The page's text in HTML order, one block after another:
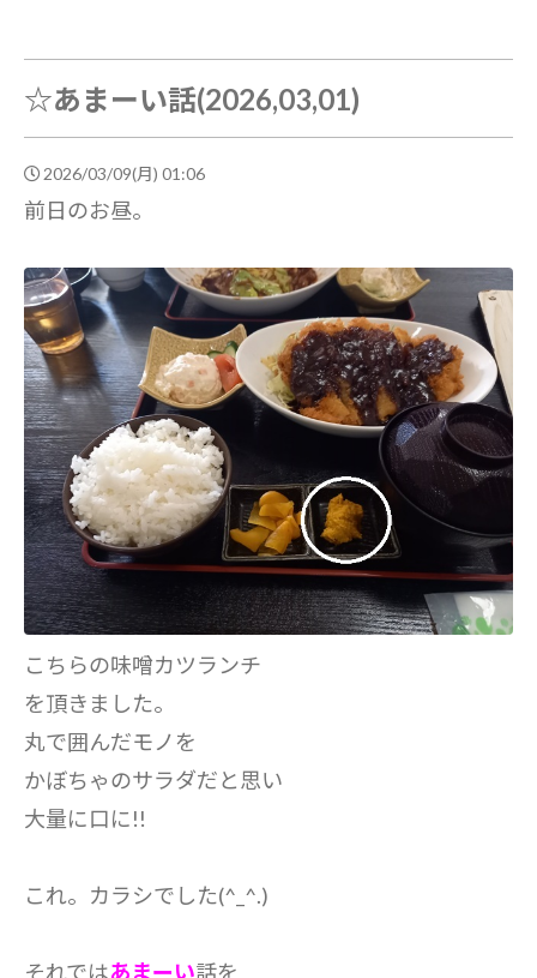
☆あまーい話(2026,03,01)
2026/03/09(月) 01:06
前日のお昼。
こちらの味噌カツランチ
を頂きました。
丸で囲んだモノを
かぼちゃのサラダだと思い
大量に口に!!
これ。カラシでした(^_^.)
それではあまーい話を